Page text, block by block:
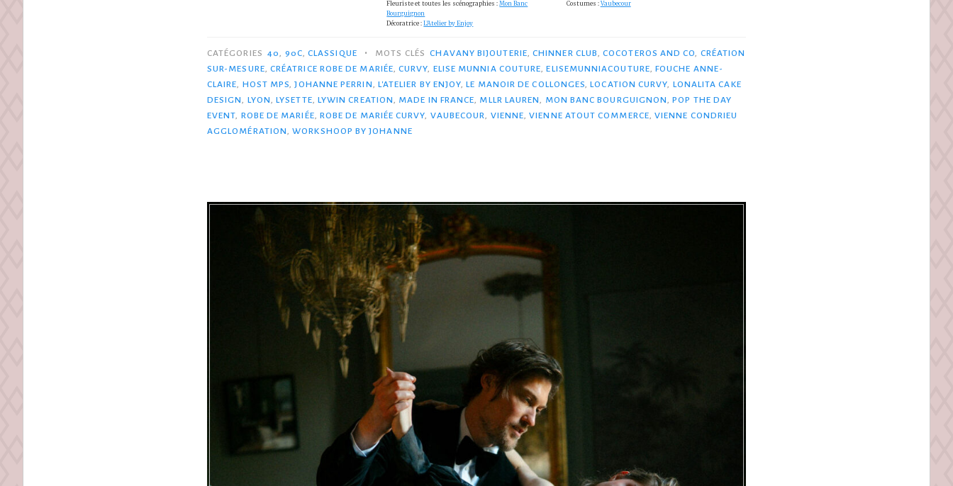
Fleuriste et toutes les scénographies :Mon Banc
Bourguignon
Décoratrice :L’Atelier by Enjoy
Costumes : Vaubecour
CATÉGORIES 40 90C ,CLASSIQUE • MOTS CLÉS CHAVANY BIJOUTERIE ,CHINNER CLUB ,COCOTEROS AND CO
CRÉATION
SUR-MESURE CRÉATRICE ROBE DE MARIÉE ,CURVY ELISE MUNNIA COUTURE ,ELISEMUNNIACOUTURE ,FOUCHE ANNE-
CLAIRE
HOST MPS ,JOHANNE PERRIN L'ATELIER BY ENJOY ,LE MANOIR DE COLLONGES ,LOCATION CURVY LONALITA CAKE
DESIGN
LYON ,LYSETTE LYWIN CREATION MADE IN FRANCE MLLR LAUREN MON BANC BOURGUIGNON ,POP THE DAY
EVENT ROBE DE MARIÉE ROBE DE MARIÉE CURVY VAUBECOUR VIENNE ,VIENNE ATOUT COMMERCE ,VIENNE CONDRIEU
AGGLOMÉRATION
,WORKSHOOP BY JOHANNE